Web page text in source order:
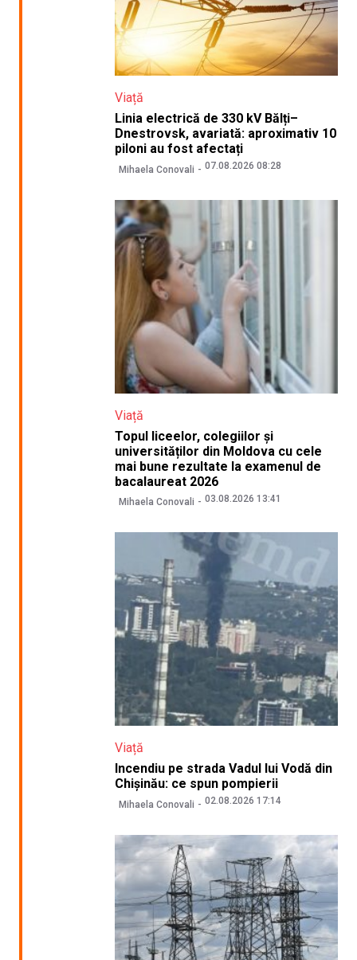
Viață
Linia electrică de 330 kV Bălți–
Dnestrovsk, avariată: aproximativ 10
piloni au fost afectați
Mihaela Conovali 07.08.2026 08:28
Viață
Topul liceelor, colegiilor și
universităților din Moldova cu cele
mai bune rezultate la examenul de
bacalaureat 2026
Mihaela Conovali 03.08.2026 13:41
Viață
Incendiu pe strada Vadul lui Vodă din
Chișinău: ce spun pompierii
Mihaela Conovali 02.08.2026 17:14